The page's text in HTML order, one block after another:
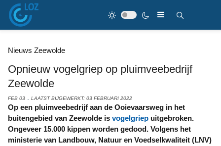
Nieuws Zeewolde
Opnieuw vogelgriep op pluimveebedrijf
Zeewolde
FEB 03 LAATST BIJGEWERKT: 03 FEBRUARI 2022
Op een pluimveebedrijf aan de Ooievaarsweg in het
buitengebied van Zeewolde is vogelgriep uitgebroken.
Ongeveer 15.000 kippen worden gedood. Volgens het
ministerie van Landbouw, Natuur en Voedselkwaliteit (LNV)